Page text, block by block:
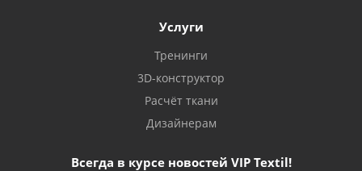
Услуги
Тренинги
3D-конструктор
Расчёт ткани
Дизайнерам
Всегда в курсе новостей VIP Textil!